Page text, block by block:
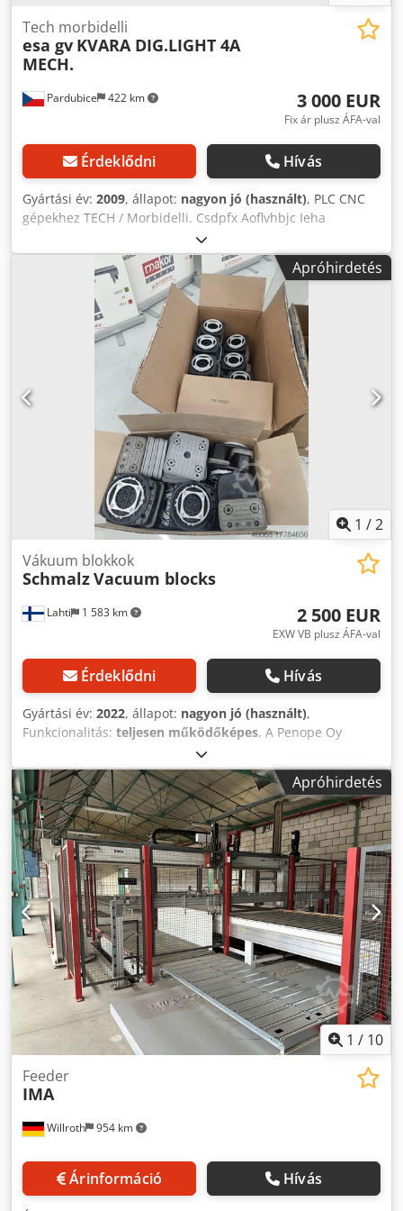
Pardubice 422 km
Tech morbidelli
esa gv KVARA DIG.LIGHT 4A
MECH.
3 000 EUR
Fix ár plusz ÁFA-val
Érdeklődni Hívás
Gyártási év: 2009, állapot: nagyon jó (használt), PLC CNC
gépekhez TECH / Morbidelli. Csdpfx Aoflvhbjc Ieha
Apróhirdetés
1 /2
Lahti 1 583 km
Vákuum blokkok
SchmalzVacuum blocks
2 500 EUR
EXW VB plusz ÁFA-val
Érdeklődni Hívás
Gyártási év: 2022, állapot: nagyon jó (használt),
Funkcionalitás: teljesen működőképes, A Penope Oy
vagyunk, és ipari megoldásokat kínálunk Finnországban,
valamint világszerte. Hivatalos Biesse márkaképviselet
vagyunk Finnországban. Vákuum blokkok Biesse CNC-
géphez. 130x140 h75 18 db Chjdpfx Aou T D Iuec Ioa
125x75 h75 8 db 120x50 h75 10 db Nagyon jó állapotban,
csak tesztelték, majd tárolták. Az ár a teljes csomagra, 36
darabra vonatkozik.
Apróhirdetés
1 / 10
Willroth 954 km
Feeder
IMA
Árinformáció Hívás